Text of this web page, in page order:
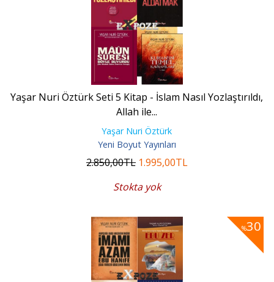
Yaşar Nuri Öztürk Seti 5 Kitap - İslam Nasıl Yozlaştırıldı,
Allah ile...
Yaşar Nuri Öztürk
Yeni Boyut Yayınları
2.850,00TL 1.995,00TL
Stokta yok
%30